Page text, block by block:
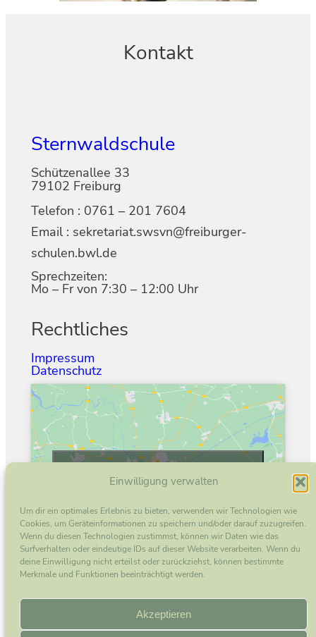
Einwilligung verwalten
Um dir ein optimales Erlebnis zu bieten, verwenden wir Technologien wie
Cookies, um Geräteinformationen zu speichern und/oder darauf zuzugreifen.
Wenn du diesen Technologien zustimmst, können wir Daten wie das
Surfverhalten oder eindeutige IDs auf dieser Website verarbeiten. Wenn du
deine Einwilligung nicht erteilst oder zurückziehst, können bestimmte
Merkmale und Funktionen beeinträchtigt werden.
Akzeptieren
Kontakt
Sternwaldschule
Schützenallee 33
79102 Freiburg
Telefon : 0761 – 201 7604
Email : sekretariat.swsvn@freiburger-
schulen.bwl.de
Sprechzeiten:
Mo – Fr von 7:30 – 12:00 Uhr
Rechtliches
Impressum
Datenschutz
akzeptieren und diesen Inhalt zu aktivieren
Instagram